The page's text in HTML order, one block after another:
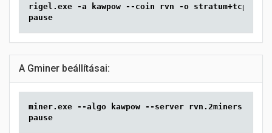
rigel.exe -a kawpow --coin rvn -o stratum+tcp://
pause
A Gminer beállításai:
miner.exe --algo kawpow --server rvn.2miners.com:6060
pause